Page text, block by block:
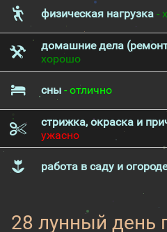
физическая нагрузка -
домашние дела
хорошо
сны - отлично
стрижка, окраска и
ужасно
работа в саду и огороде
28 лунный день